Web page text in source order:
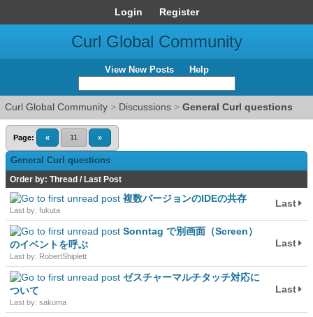
Login Register
Curl Global Community
View New Posts Help
Curl Global Community > Discussions > General Curl questions
Page: « 11 »
General Curl questions
Order by: Thread / Last Post
複数バージョンのIDEの共存
Last by: fukuta
Last
Sonntag で別画面（Screen）
のイベントを呼ぶ
Last by: RobertShiplett
Last
ゼスチャーマルチタッチ対応に
ついて
Last by: sakuma
Last